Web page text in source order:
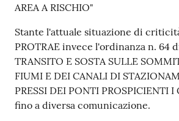
AREA A RISCHIO"
Stante l'attuale situazione di
PROTRAE invece l'ordinanza n. 64
TRANSITO E SOSTA SULLE
FIUMI E DEI CANALI DI
PRESSI DEI PONTI PROSPICIENTI I
fino a diversa comunicazione.